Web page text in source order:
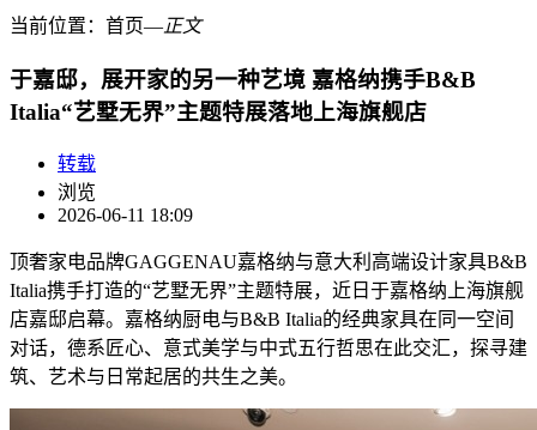
当前位置： 首页―正文
于嘉邸，展开家的另一种艺境 嘉格纳携手B&B
Italia“艺墅无界”主题特展落地上海旗舰店
转载
浏览
2026-06-11 18:09
顶奢家电品牌GAGGENAU嘉格纳与意大利高端设计家具B&B
Italia携手打造的“艺墅无界”主题特展，近日于嘉格纳上海旗舰
店嘉邸启幕。嘉格纳厨电与B&B Italia的经典家具在同一空间
对话，德系匠心、意式美学与中式五行哲思在此交汇，探寻建
筑、艺术与日常起居的共生之美。